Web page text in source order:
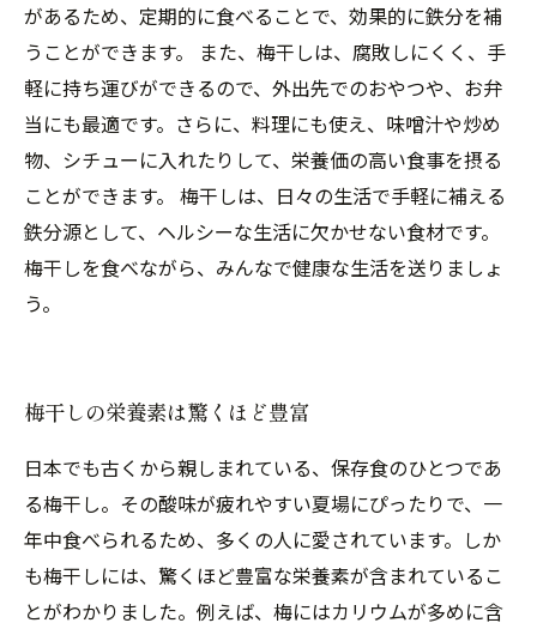
があるため、定期的に食べることで、効果的に鉄分を補
うことができます。 また、梅干しは、腐敗しにくく、手
軽に持ち運びができるので、外出先でのおやつや、お弁
当にも最適です。さらに、料理にも使え、味噌汁や炒め
物、シチューに入れたりして、栄養価の高い食事を摂る
ことができます。 梅干しは、日々の生活で手軽に補える
鉄分源として、ヘルシーな生活に欠かせない食材です。
梅干しを食べながら、みんなで健康な生活を送りましょ
う。
梅干しの栄養素は驚くほど豊富
日本でも古くから親しまれている、保存食のひとつであ
る梅干し。その酸味が疲れやすい夏場にぴったりで、一
年中食べられるため、多くの人に愛されています。しか
も梅干しには、驚くほど豊富な栄養素が含まれているこ
とがわかりました。例えば、梅にはカリウムが多めに含